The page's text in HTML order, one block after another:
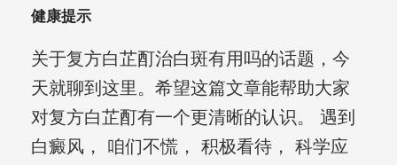
健康提示
关于复方白芷酊治白斑有用吗的话题，今
天就聊到这里。希望这篇文章能帮助大家
对复方白芷酊有一个更清晰的认识。 遇到
白癜风， 咱们不慌， 积极看待， 科学应